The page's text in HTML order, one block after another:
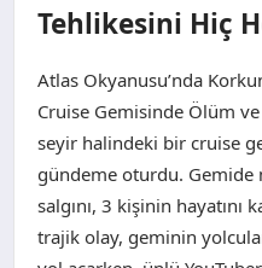
TEKNOLOJI
Tehlikesini Hiç
Atlas Okyanusu’nda
Cruise Gemisinde Ölüm
seyir halindeki bir cruise
gündeme oturdu. Gemide
salgını, 3 kişinin
trajik olay, geminin